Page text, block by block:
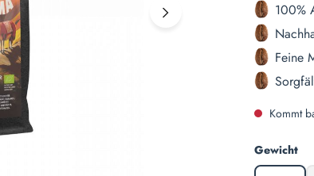
100%
Feine
Kommt
Gewicht